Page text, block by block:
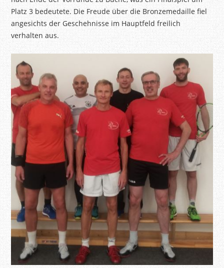
Platz 3 bedeutete. Die Freude über die Bronzemedaille fiel
angesichts der Geschehnisse im Hauptfeld freilich
verhalten aus.